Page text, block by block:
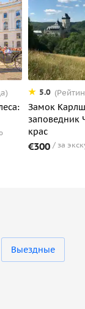
5.0
Замок
заповедник
крас
€300 за
Выездные